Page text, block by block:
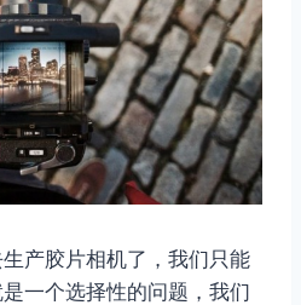
产胶片相机了，我们只能
一个选择性的问题，我们